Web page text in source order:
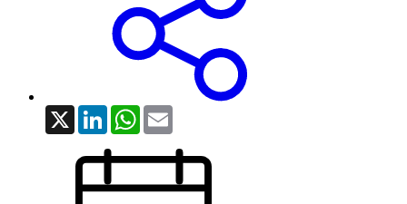
X LinkedInWhatsApp